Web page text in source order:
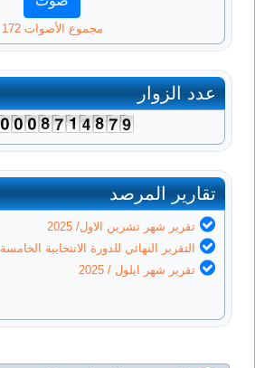
مجموع الأصوات 172
عدد الزوار
تقارير المرصد
تقرير شهر تشرين الاول/ 2025
التقرير النهائي للدورة الانتخابية الخامسة 2022_2025
تقرير شهر ايلول / 2025